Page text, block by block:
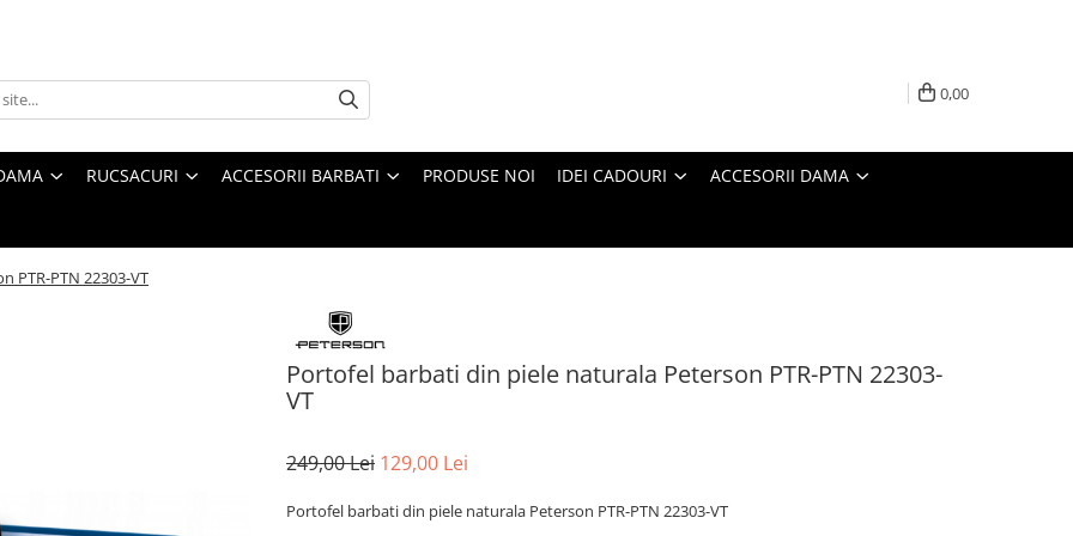
0,00
RUCSACURI ACCESORII BARBATI PRODUSE NOI IDEI CADOURI ACCESORII DAMA
PTR-PTN 22303-VT
Portofel barbati din piele naturala Peterson PTR-PTN 22303-
VT
249,00 Lei 129,00 Lei
Portofel barbati din piele naturala Peterson PTR-PTN 22303-VT